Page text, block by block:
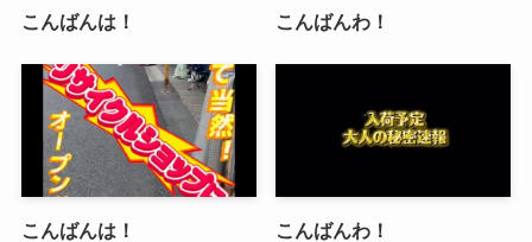
こんばんは！ こんばんわ！
こんばんは！ こんばんわ！